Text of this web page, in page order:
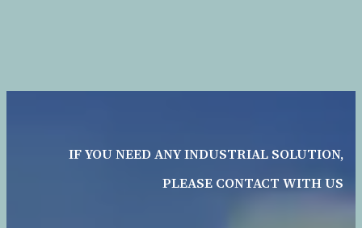
IF YOU NEED ANY INDUSTRIAL SOLUTION,
PLEASE CONTACT WITH US